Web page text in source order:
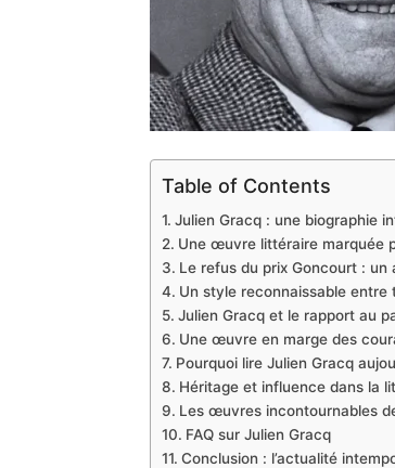
Table of Contents
Julien Gracq : une biographie
Une œuvre littéraire marquée
Le refus du prix Goncourt : un
Un style reconnaissable entre
Julien Gracq et le rapport au
Une œuvre en marge des
Pourquoi lire Julien Gracq
Héritage et influence dans la
Les œuvres incontournables
FAQ sur Julien Gracq
Conclusion : l’actualité